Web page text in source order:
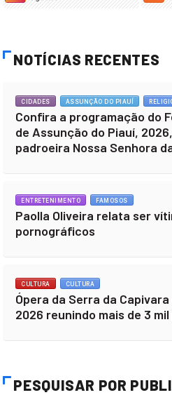
NOTÍCIAS RECENTES
CIDADES ASSUNÇÃO DO PIAUÍ
Confira a programação do
de Assunção do Piauí,
padroeira Nossa Senhora
ENTRETENIMENTO FAMOSOS
Paolla Oliveira relata ser
pornográficos
CULTURA CULTURA
Ópera da Serra da
2026 reunindo mais de 3
PESQUISAR POR